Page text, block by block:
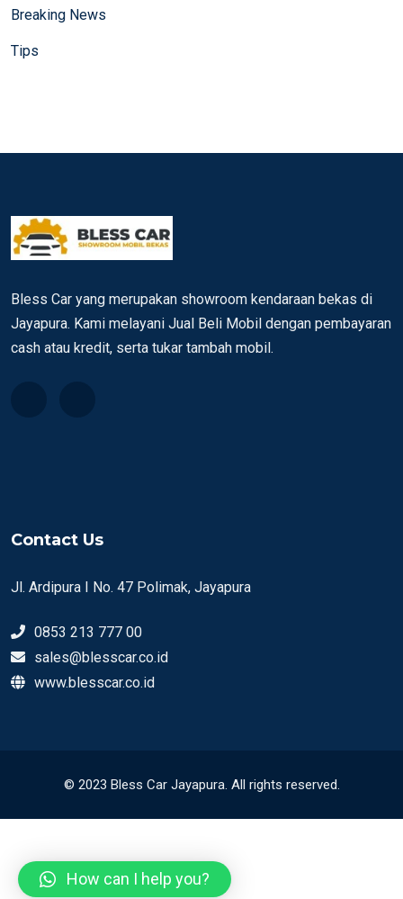
Breaking News
Tips
Bless Car yang merupakan showroom kendaraan bekas di
Jayapura. Kami melayani Jual Beli Mobil dengan pembayaran
cash atau kredit, serta tukar tambah mobil.
Contact Us
Jl. Ardipura I No. 47 Polimak, Jayapura
0853 213 777 00
sales@blesscar.co.id
www.blesscar.co.id
© 2023 Bless Car Jayapura. All rights reserved.
How can I help you?